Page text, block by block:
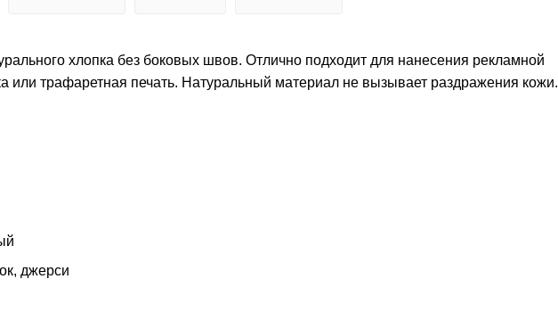
хлопка без боковых швов. Отлично подходит для нанесения рекламной
трафаретная печать. Натуральный материал не вызывает раздражения кожи.
джерси